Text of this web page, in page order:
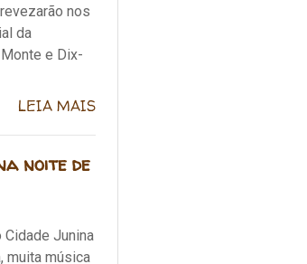
nos
da
e Dix-
LEIA MAIS
noite de
Junina
muita música